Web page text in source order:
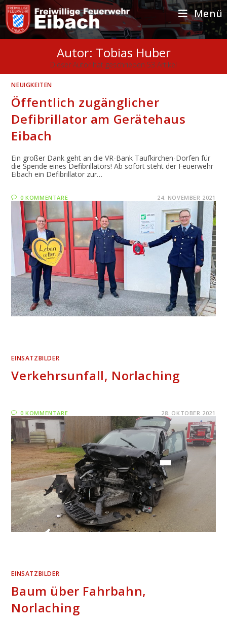
Zum
Inhalt
springen
Menü
Autor: Tobias Huber
Dieser Autor hat geschrieben 53 Artikel
NEUIGKEITEN
Öffentlich zugänglicher
Defibrillator am Gerätehaus
Eibach
Ein großer Dank geht an die VR-Bank Taufkirchen-Dorfen für
die Spende eines Defibrillators! Ab sofort steht der Feuerwehr
Eibach ein Defibrillator zur…
0 KOMMENTARE 24. NOVEMBER 2021
EINSATZBILDER
Verkehrsunfall, Norlaching
0 KOMMENTARE 28. OKTOBER 2021
EINSATZBILDER
Baum über Fahrbahn,
Norlaching